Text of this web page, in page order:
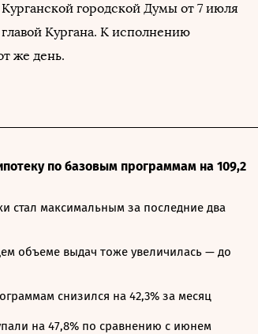
городской Думы от 7 июля
Кургана. К исполнению
же день.
по базовым программам на 109,2
стал максимальным за последние два
объеме выдач тоже увеличилась — до
снизился на 42,3% за месяц
на 47,8% по сравнению с июнем